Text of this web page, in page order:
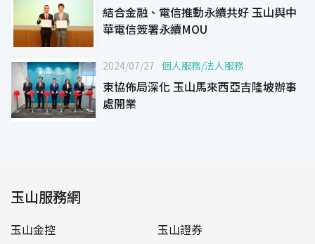
結合金融、電信推動永續共好 玉山與中
華電信簽署永續MOU
2024/07/27 個人服務/法人服務
東協佈局深化 玉山馬來西亞吉隆坡辦事
處開業
玉山服務網
玉山金控
玉山證券